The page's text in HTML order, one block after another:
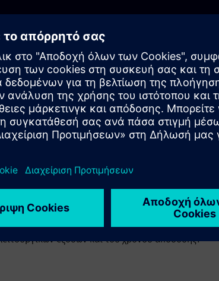
Unified ή Wonderware ως HMI & Integration Suite
και δυνατότητες οπτικοποίησης ιστού. Ο
υποστήριξη πρωτοκόλλων διευκολύνουν τη
μέσω επαναχρησιμοποιήσιμων στοιχείων και
σε επιτραπέζιους και κινητές συσκευές. Με
τη μονάδα Perspective για οπτικοποίηση
και των αναλυτικών στοιχείων σε
πρόσβασης που βασίζονται σε ρόλους και οι
εξόδων και του χρόνου απόδοσης.